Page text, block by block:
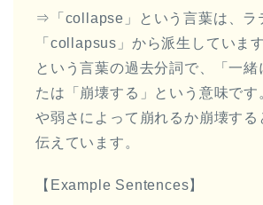
⇒「collapse」という言葉は、ラ
「collapsus」から派生していま
という言葉の過去分詞で、「一緒
たは「崩壊する」という意味です
や弱さによって崩れるか崩壊する
伝えています。
【Example Sentences】